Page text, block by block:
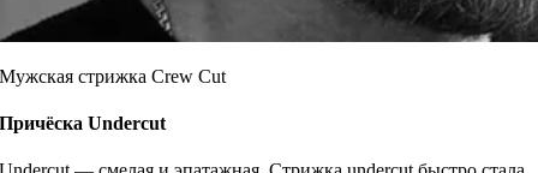
Мужская стрижка Crew Cut
ПричёскаUndercut